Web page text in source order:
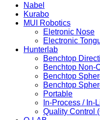
Nabel
Kurabo
MUI Robotics
Eletronic Nose
Electronic
Hunterlab
Benchtop
Benchtop Non-
Benchtop
Benchtop
Portable
In-Process / In-
Quality Control